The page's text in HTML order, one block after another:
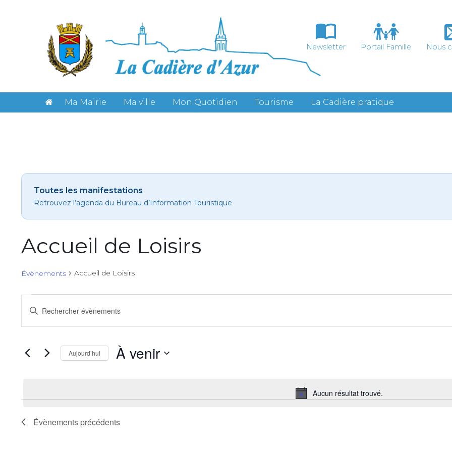
Newsletter Portail Famille Nous
Ma Mairie Ma ville Mon Quotidien Tourisme La Cadière pratique
Toutes les manifestations
Retrouvez l’agenda du Bureau d’Information Touristique
Accueil de Loisirs
Évènements Accueil de Loisirs
Évènements
Aucun résultat trouvé.
Recherche
et
navigation
de
Évènements
Saisir
ÉvènementsAujourd’hui À venir
Évènements précédents